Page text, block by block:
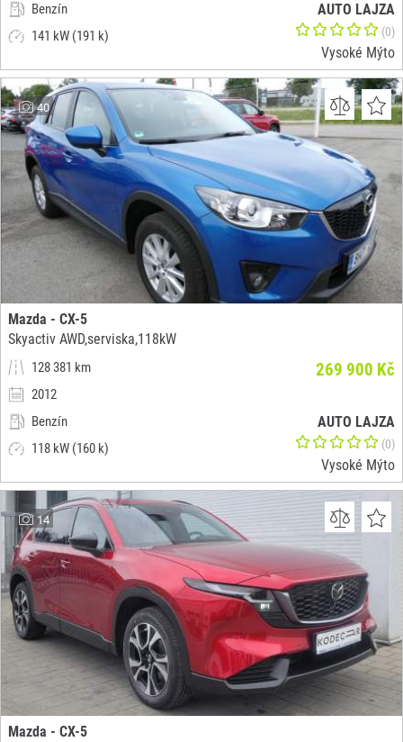
Benzín
141 kW (191 k)
AUTO LAJZA
(0)
Vysoké Mýto
40
Mazda - CX-5
Skyactiv AWD,serviska,118kW
128 381 km
2012
Benzín
118 kW (160 k)
269 900 Kč
AUTO LAJZA
(0)
Vysoké Mýto
14
Mazda - CX-5